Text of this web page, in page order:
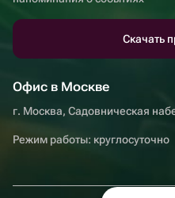
Скачать
Офис в Москве
г. Москва, Садовническая
Режим работы: круглосуточно